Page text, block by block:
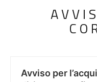
Avviso per